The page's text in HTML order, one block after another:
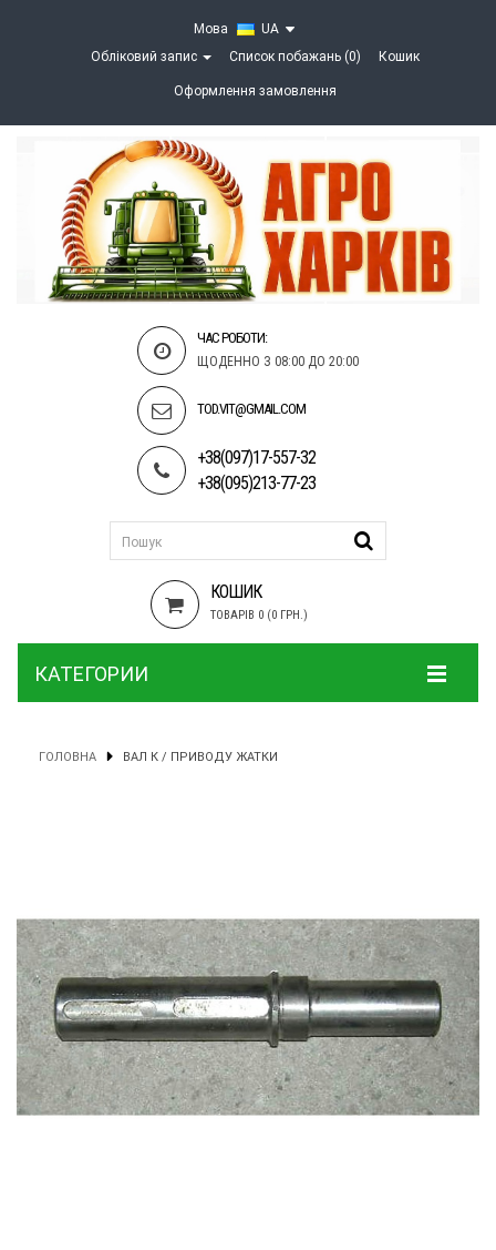
Мова
UA
Обліковий запис
Список побажань (0) Кошик
Оформлення замовлення
ЧАС РОБОТИ:
ЩОДЕННО З 08:00 ДО 20:00
TOD.VIT@GMAIL.COM
+38(097)17-557-32
+38(095)213-77-23
КОШИК
ТОВАРІВ 0 (0 ГРН.)
КАТЕГОРИИ
ГОЛОВНА ВАЛ К / ПРИВОДУ ЖАТКИ